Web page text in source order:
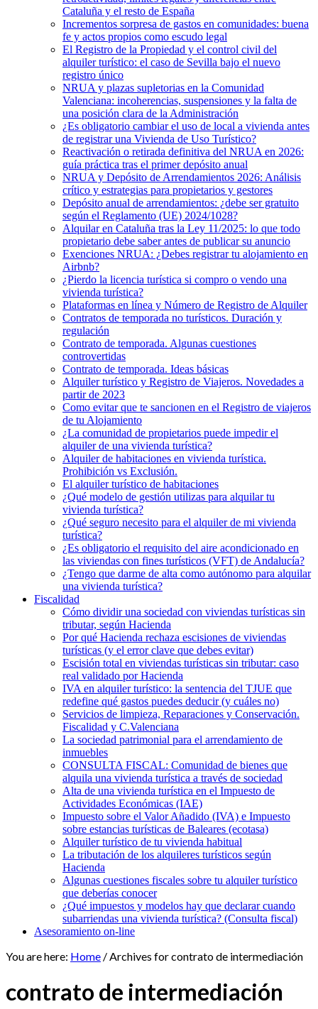
Cataluña y el resto de España
Incrementos sorpresa de gastos en comunidades: buena
fe y actos propios como escudo legal
El Registro de la Propiedad y el control civil del
alquiler turístico: el caso de Sevilla bajo el nuevo
registro único
NRUA y plazas supletorias en la Comunidad
Valenciana: incoherencias, suspensiones y la falta de
una posición clara de la Administración
¿Es obligatorio cambiar el uso de local a vivienda antes
de registrar una Vivienda de Uso Turístico?
Reactivación o retirada definitiva del NRUA en 2026:
guía práctica tras el primer depósito anual
NRUA y Depósito de Arrendamientos 2026: Análisis
crítico y estrategias para propietarios y gestores
Depósito anual de arrendamientos: ¿debe ser gratuito
según el Reglamento (UE) 2024/1028?
Alquilar en Cataluña tras la Ley 11/2025: lo que todo
propietario debe saber antes de publicar su anuncio
Exenciones NRUA: ¿Debes registrar tu alojamiento en
Airbnb?
¿Pierdo la licencia turística si compro o vendo una
vivienda turística?
Plataformas en línea y Número de Registro de Alquiler
Contratos de temporada no turísticos. Duración y
regulación
Contrato de temporada. Algunas cuestiones
controvertidas
Contrato de temporada. Ideas básicas
Alquiler turístico y Registro de Viajeros. Novedades a
partir de 2023
Como evitar que te sancionen en el Registro de viajeros
de tu Alojamiento
¿La comunidad de propietarios puede impedir el
alquiler de una vivienda turística?
Alquiler de habitaciones en vivienda turística.
Prohibición vs Exclusión.
El alquiler turístico de habitaciones
¿Qué modelo de gestión utilizas para alquilar tu
vivienda turística?
¿Qué seguro necesito para el alquiler de mi vivienda
turística?
¿Es obligatorio el requisito del aire acondicionado en
las viviendas con fines turísticos (VFT) de Andalucía?
¿Tengo que darme de alta como autónomo para alquilar
una vivienda turística?
Fiscalidad
Cómo dividir una sociedad con viviendas turísticas sin
tributar, según Hacienda
Por qué Hacienda rechaza escisiones de viviendas
turísticas (y el error clave que debes evitar)
Escisión total en viviendas turísticas sin tributar: caso
real validado por Hacienda
IVA en alquiler turístico: la sentencia del TJUE que
redefine qué gastos puedes deducir (y cuáles no)
Servicios de limpieza, Reparaciones y Conservación.
Fiscalidad y C.Valenciana
La sociedad patrimonial para el arrendamiento de
inmuebles
CONSULTA FISCAL: Comunidad de bienes que
alquila una vivienda turística a través de sociedad
Alta de una vivienda turística en el Impuesto de
Actividades Económicas (IAE)
Impuesto sobre el Valor Añadido (IVA) e Impuesto
sobre estancias turísticas de Baleares (ecotasa)
Alquiler turístico de tu vivienda habitual
La tributación de los alquileres turísticos según
Hacienda
Algunas cuestiones fiscales sobre tu alquiler turístico
que deberías conocer
¿Qué impuestos y modelos hay que declarar cuando
subarriendas una vivienda turística? (Consulta fiscal)
Asesoramiento on-line
You are here: Home /Archives for contrato de intermediación
contrato de intermediación